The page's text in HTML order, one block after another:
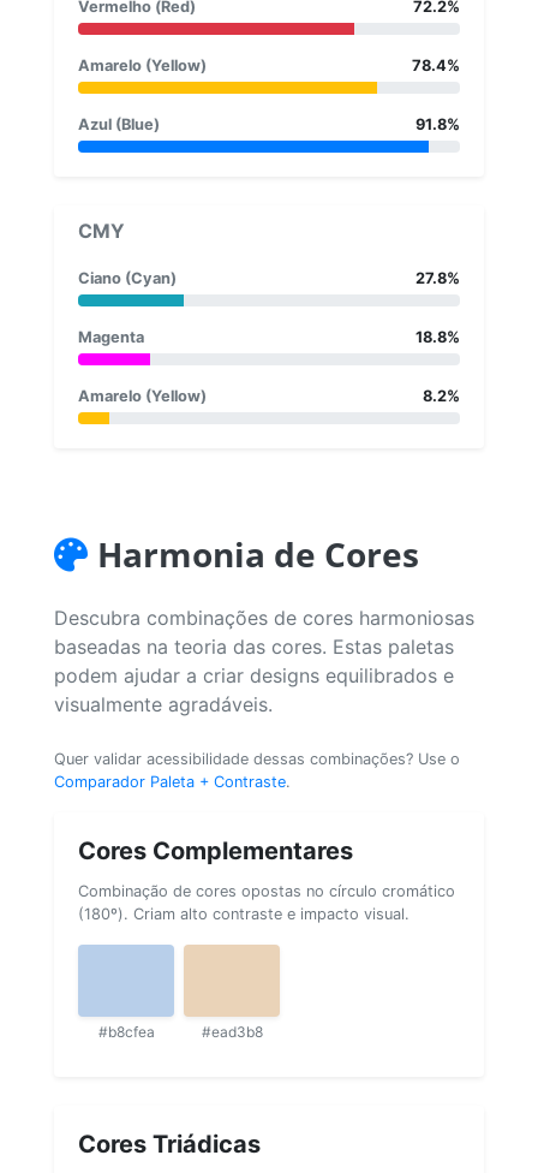
Vermelho (Red) 72.2%
Amarelo (Yellow) 78.4%
Azul (Blue) 91.8%
CMY
Ciano (Cyan) 27.8%
Magenta 18.8%
Amarelo (Yellow) 8.2%
Harmonia de Cores
Descubra combinações de cores harmoniosas
baseadas na teoria das cores. Estas paletas
podem ajudar a criar designs equilibrados e
visualmente agradáveis.
Quer validar acessibilidade dessas combinações? Use o
Comparador Paleta + Contraste.
Cores Complementares
Combinação de cores opostas no círculo cromático
(180º). Criam alto contraste e impacto visual.
#b8cfea #ead3b8
Cores Triádicas